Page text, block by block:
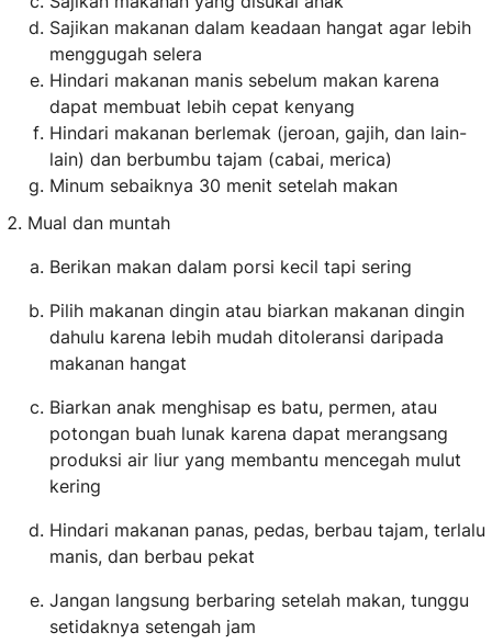
Sajikan makanan dalam keadaan hangat agar lebih
menggugah selera
Hindari makanan manis sebelum makan karena
dapat membuat lebih cepat kenyang
Hindari makanan berlemak (jeroan, gajih, dan lain-
lain) dan berbumbu tajam (cabai, merica)
Minum sebaiknya 30 menit setelah makan
Mual dan muntah
Berikan makan dalam porsi kecil tapi sering
Pilih makanan dingin atau biarkan makanan dingin
dahulu karena lebih mudah ditoleransi daripada
makanan hangat
Biarkan anak menghisap es batu, permen, atau
potongan buah lunak karena dapat merangsang
produksi air liur yang membantu mencegah mulut
kering
Hindari makanan panas, pedas, berbau tajam, terlalu
manis, dan berbau pekat
Jangan langsung berbaring setelah makan, tunggu
setidaknya setengah jam